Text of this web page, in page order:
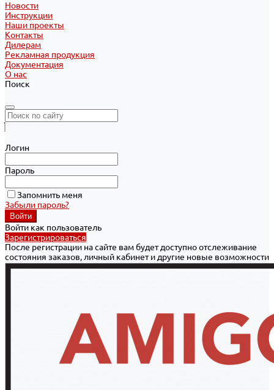
Новости
Инструкции
Наши проекты
Контакты
Дилерам
Рекламная продукция
Документация
О нас
Поиск
Логин
Пароль
Запомнить меня
Забыли пароль?
Войти как пользователь
Зарегистрироваться
После регистрации на сайте вам будет доступно отслеживание
состояния заказов, личный кабинет и другие новые возможности